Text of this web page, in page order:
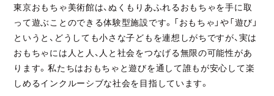
JP EN
東京おもちゃ美術館は、ぬくもりあふれるおもちゃを手に取
って遊ぶことのできる体験型施設です。「おもちゃ」や「遊び」
というと、どうしても小さな子どもを連想しがちですが、実は
おもちゃには人と人、人と社会をつなげる無限の可能性があ
ります。私たちはおもちゃと遊びを通して誰もが安心して楽
しめるインクルーシブな社会を目指しています。